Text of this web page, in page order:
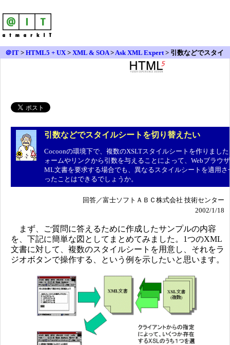
＠IT > HTML5 + UX> XML & SOA>Ask XML Expert> 引数などでスタイ
引数などでスタイルシートを切り替えたい
Cocoonの環境下で、複数のXSLTスタイルシートを作りまし
ォームやリンクから引数を与えることによって、Webブラウ
ML文書を要求する場合でも、異なるスタイルシートを適用さ
ったことはできるでしょうか。
回答／富士ソフトＡＢＣ株式会社 技術センター
2002/1/18
まず、ご質問に答えるために作成したサンプルの内容
を、下記に簡単な図としてまとめてみました。1つのXML
文書に対して、複数のスタイルシートを用意し、それをラ
ジオボタンで操作する、という例を示したいと思います。